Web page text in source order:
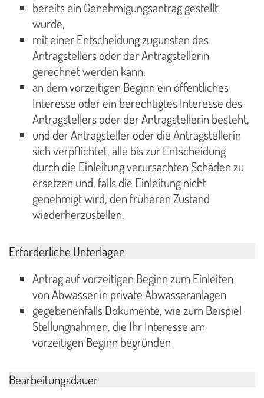
bereits ein Genehmigungsantrag gestellt
wurde,
mit einer Entscheidung zugunsten des
Antragstellers oder der Antragstellerin
gerechnet werden kann,
an dem vorzeitigen Beginn ein öffentliches
Interesse oder ein berechtigtes Interesse des
Antragstellers oder der Antragstellerin besteht,
und der Antragsteller oder die Antragstellerin
sich verpflichtet, alle bis zur Entscheidung
durch die Einleitung verursachten Schäden zu
ersetzen und, falls die Einleitung nicht
genehmigt wird, den früheren Zustand
wiederherzustellen.
Erforderliche Unterlagen
Antrag auf vorzeitigen Beginn zum Einleiten
von Abwasser in private Abwasseranlagen
gegebenenfalls Dokumente, wie zum Beispiel
Stellungnahmen, die Ihr Interesse am
vorzeitigen Beginn begründen
Bearbeitungsdauer